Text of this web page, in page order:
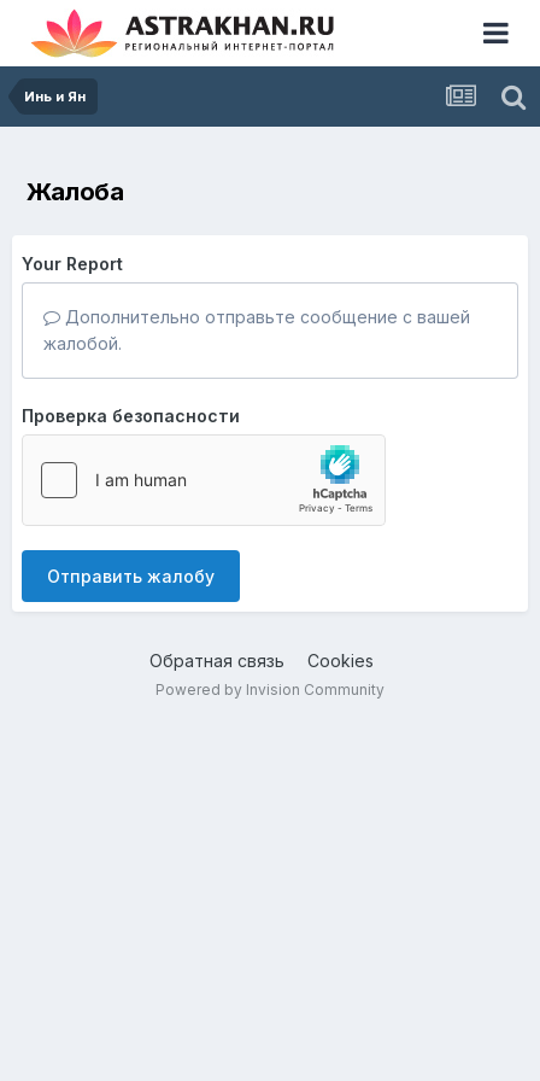
Инь и Ян
Жалоба
Your Report
Дополнительно отправьте сообщение с вашей
жалобой.
Проверка безопасности
Отправить жалобу
Обратная связь Cookies
Powered by Invision Community